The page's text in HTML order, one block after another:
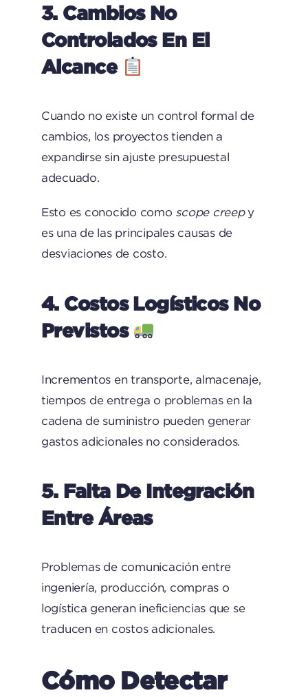
3. Cambios No
Controlados En El
Alcance
Cuando no existe un control formal de
cambios, los proyectos tienden a
expandirse sin ajuste presupuestal
adecuado.
Esto es conocido como scope creepy
es una de las principales causas de
desviaciones de costo.
4. Costos Logísticos No
Previstos
Incrementos en transporte, almacenaje,
tiempos de entrega o problemas en la
cadena de suministro pueden generar
gastos adicionales no considerados.
5. Falta De Integración
Entre Áreas
Problemas de comunicación entre
ingeniería, producción, compras o
logística generan ineficiencias que se
traducen en costos adicionales.
Cómo Detectar